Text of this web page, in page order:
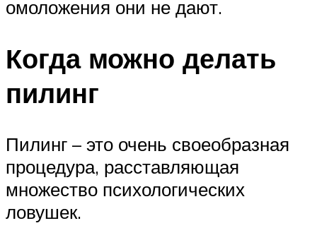
омоложения они не дают.
Когда можно делать
пилинг
Пилинг – это очень своеобразная
процедура, расставляющая
множество психологических
ловушек.